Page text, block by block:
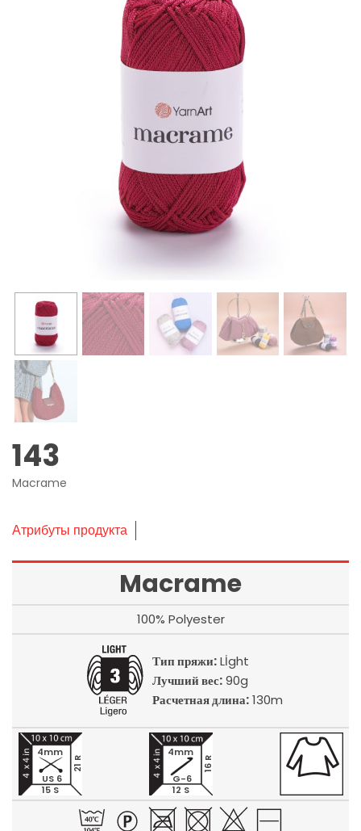
143
Macrame
Атрибуты продукта
Macrame
100% Polyester
Тип пряжи:Lİght
Лучший вес:90g
Расчетная длина:130m
15 S
21 R
4mm
US 6
12 S
16 R
4mm
G-6